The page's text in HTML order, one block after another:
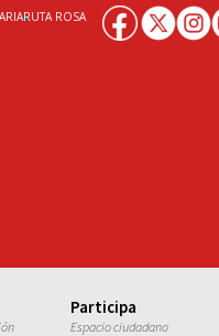
RUTA ROSA
Participa
Espacio ciudadano